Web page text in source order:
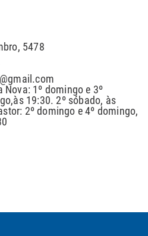
5478
Nova: 1º domingo e 3º
19:30. 2º sóbado, às
2º domingo e 4º domingo,